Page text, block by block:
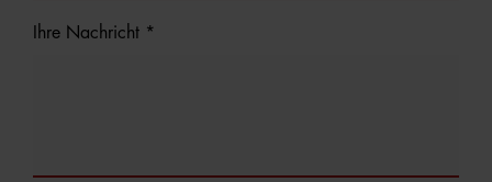
Ihre Nachricht *